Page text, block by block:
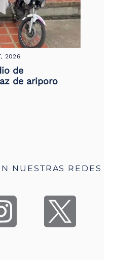
2026
de
de ariporo
NUESTRAS REDES